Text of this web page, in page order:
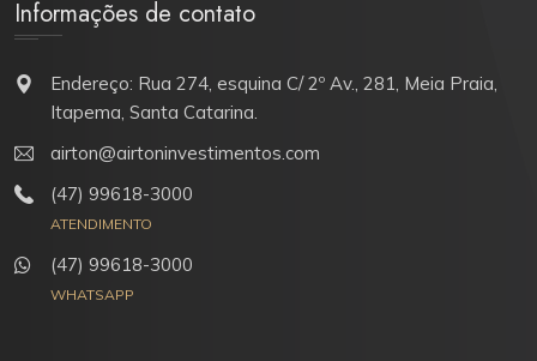
Informações de contato
Endereço: Rua 274, esquina C/ 2º Av., 281, Meia Praia,
Itapema, Santa Catarina.
airton@airtoninvestimentos.com
(47) 99618-3000
ATENDIMENTO
(47) 99618-3000
WHATSAPP